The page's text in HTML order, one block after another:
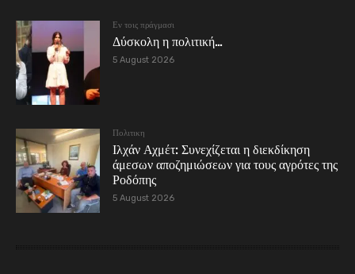
Εν τοις πράγμασι
Δύσκολη η πολιτική…
5 August 2026
Πολιτικη
Ιλχάν Αχμέτ: Συνεχίζεται η διεκδίκηση
άμεσων αποζημιώσεων για τους αγρότες της
Ροδόπης
5 August 2026